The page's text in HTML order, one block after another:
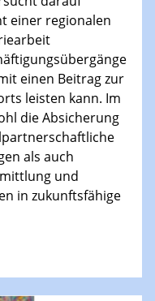
einer regionalen
einen Beitrag zur
leisten kann. Im
die Absicherung
als auch
und
in zukunftsfähige